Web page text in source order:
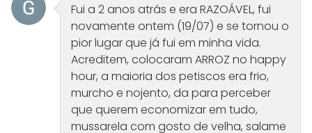
Fui a 2 anos atrás e era RAZOÁVEL, fui
novamente ontem (19/07) e se tornou o
pior lugar que já fui em minha vida.
Acreditem, colocaram ARROZ no happy
hour, a maioria dos petiscos era frio,
murcho e nojento, da para perceber
que querem economizar em tudo,
mussarela com gosto de velha, salame